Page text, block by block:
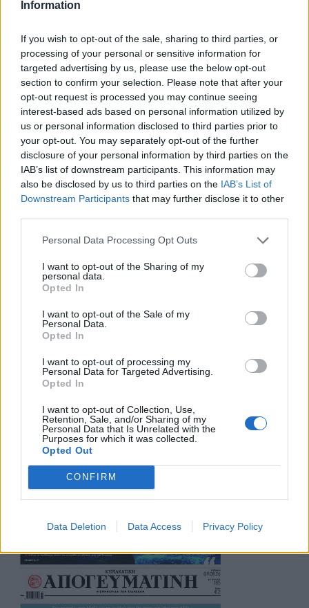
Information
If you wish to opt-out of the sale, sharing to third parties, or
processing of your personal or sensitive information for
targeted advertising by us, please use the below opt-out
section to confirm your selection. Please note that after your
opt-out request is processed you may continue seeing
interest-based ads based on personal information utilized by
us or personal information disclosed to third parties prior to
your opt-out. You may separately opt-out of the further
disclosure of your personal information by third parties on the
IAB’s list of downstream participants. This information may
also be disclosed by us to third parties on the IAB’s List of
Downstream Participants that may further disclose it to other
Personal Data Processing Opt Outs
I want to opt-out of the Sharing of my
personal data.
Opted In
I want to opt-out of the Sale of my
Personal Data.
Opted In
I want to opt-out of processing my
Personal Data for Targeted Advertising.
Opted In
I want to opt-out of Collection, Use,
Retention, Sale, and/or Sharing of my
Personal Data that Is Unrelated with the
Purposes for which it was collected.
Opted Out
CONFIRM
Data Deletion Data Access Privacy Policy
ΘΡΑΚΙΚΗ ΑΓΟΡΑ : 06 ΑΥΓΟΥΣΤΟΥ 2026
ΠΕΡΙΣΣΟΤΕΡΑ